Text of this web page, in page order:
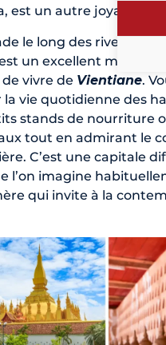
est un autre joyau
le long des rives du
un excellent moyen
vivre de Vientiane.
la vie quotidienne des
stands de nourriture
tout en admirant le
C’est une capitale
l’on imagine
qui invite à la